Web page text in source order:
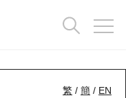
繁 / 簡 / EN